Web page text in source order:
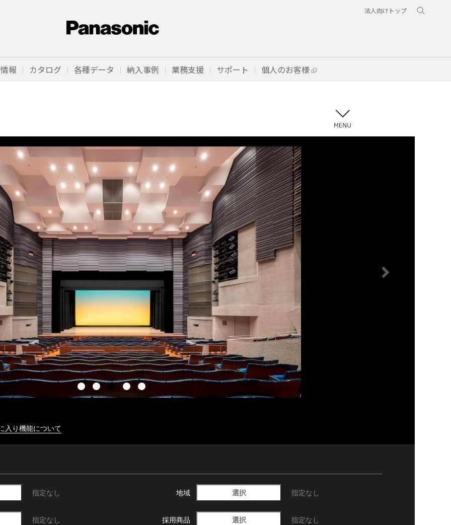
法人向けトップ
報 カタログ 各種データ 納入事例 業務支援 サポート 個人のお客様
入り機能について
指定なし 地域 選択 指定なし
指定なし 採用商品 選択 指定なし